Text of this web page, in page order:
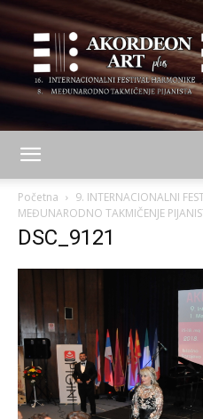
Početna
9. INTERNACIONALNI
MEĐUNARODNO TAKMIČENJE
DSC_9121